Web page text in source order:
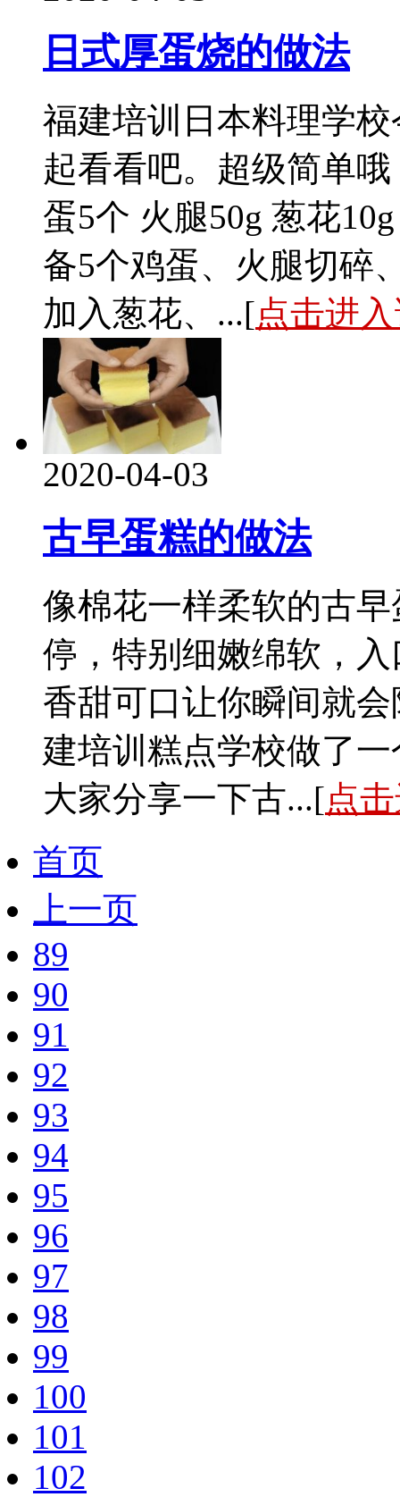
日式厚蛋烧的做法
福建培训日本料理学
起看看吧。超级简单
蛋5个 火腿50g 葱花
备5个鸡蛋、火腿切碎
加入葱花、...[点击进
2020-04-03
古早蛋糕的做法
像棉花一样柔软的古
停，特别细嫩绵软，
香甜可口让你瞬间就
建培训糕点学校做了
大家分享一下古...[点
首页
上一页
89
90
91
92
93
94
95
96
97
98
99
100
101
102